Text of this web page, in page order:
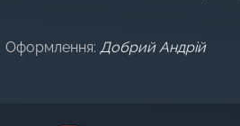
Оформлення: Добрий Андрій